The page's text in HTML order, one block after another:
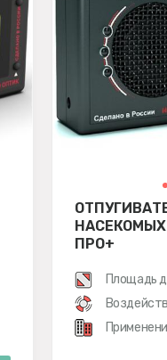
ПРО+
Площадь